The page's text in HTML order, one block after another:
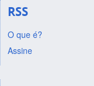
RSS
O que é?
Assine